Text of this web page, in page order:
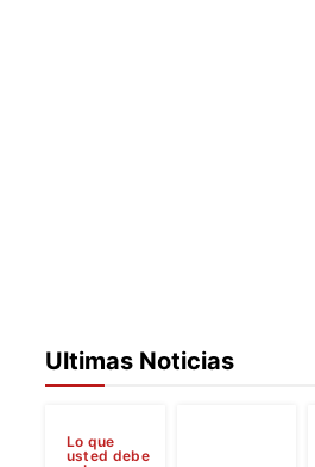
Ultimas Noticias
Lo que
usted debe